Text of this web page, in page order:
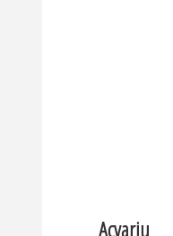
Acvariu